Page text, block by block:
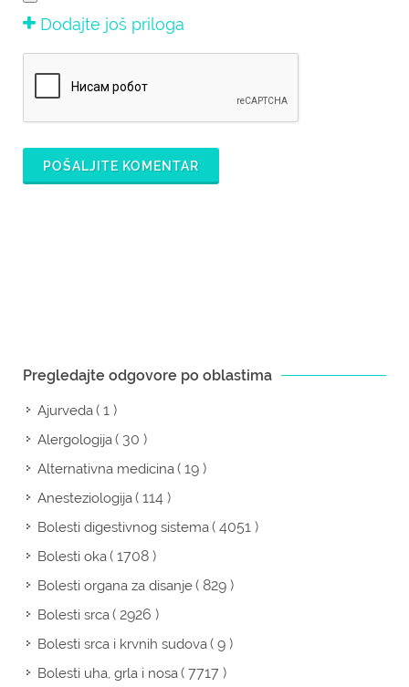
Dodajte još priloga
POŠALJITE KOMENTAR
Pregledajte odgovore po oblastima
Ajurveda( 1 )
Alergologija( 30 )
Alternativna medicina( 19 )
Anesteziologija( 114 )
Bolesti digestivnog sistema( 4051 )
Bolesti oka( 1708 )
Bolesti organa za disanje( 829 )
Bolesti srca( 2926 )
Bolesti srca i krvnih sudova( 9 )
Bolesti uha, grla i nosa( 7717 )